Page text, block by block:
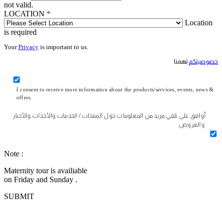
not valid.
LOCATION *
Location
is required
YourPrivacy is important to us.
خصوصيتكم تهمنا
I consent to receive more information about the products/services, events, news &
offers.
أوافق على تلقي مزيد من المعلومات حول المنتجات / الخدمات والأحداث والأخبار
والعروض.
Note :
Maternity tour is availiable
on Friday and Sunday .
SUBMIT